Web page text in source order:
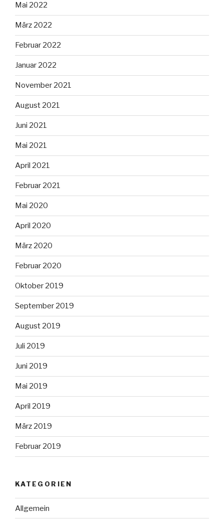
Mai 2022
März 2022
Februar 2022
Januar 2022
November 2021
August 2021
Juni 2021
Mai 2021
April 2021
Februar 2021
Mai 2020
April 2020
März 2020
Februar 2020
Oktober 2019
September 2019
August 2019
Juli 2019
Juni 2019
Mai 2019
April 2019
März 2019
Februar 2019
KATEGORIEN
Allgemein